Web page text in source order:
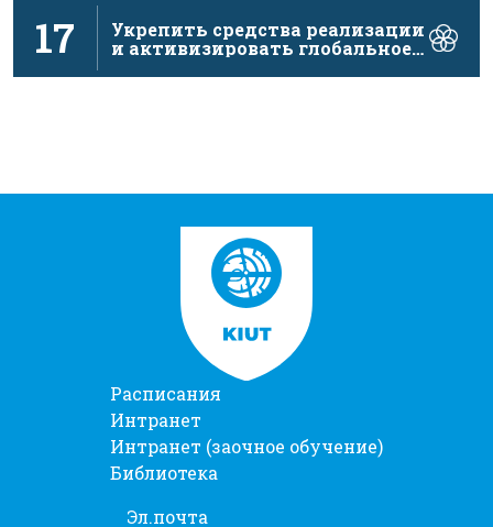
17
Укрепить средства реализации
и активизировать глобальное
Расписания
Интранет
Интранет (заочное обучение)
Библиотека
Эл.почта